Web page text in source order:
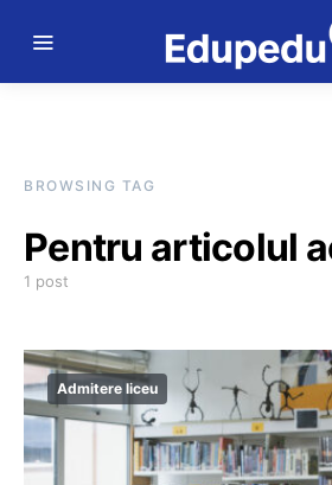
BROWSING TAG
Pentru articolul
1 post
Admitere liceu